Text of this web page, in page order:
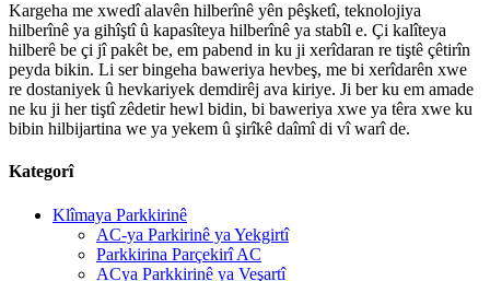
Kargeha me xwedî alavên hilberînê yên pêşketî, teknolojiya
hilberînê ya gihîştî û kapasîteya hilberînê ya stabîl e. Çi kalîteya
hilberê be çi jî pakêt be, em pabend in ku ji xerîdaran re tiştê çêtirîn
peyda bikin. Li ser bingeha baweriya hevbeş, me bi xerîdarên xwe
re dostaniyek û hevkariyek demdirêj ava kiriye. Ji ber ku em amade
ne ku ji her tiştî zêdetir hewl bidin, bi baweriya xwe ya têra xwe ku
bibin hilbijartina we ya yekem û şirîkê daîmî di vî warî de.
Kategorî
Klîmaya Parkkirinê
AC-ya Parkirinê ya Yekgirtî
Parkkirina Parçekirî AC
ACya Parkkirinê ya Veşartî